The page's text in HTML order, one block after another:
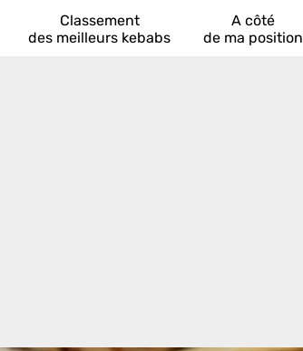
Classement
des meilleurs kebabs
A côté
de ma position